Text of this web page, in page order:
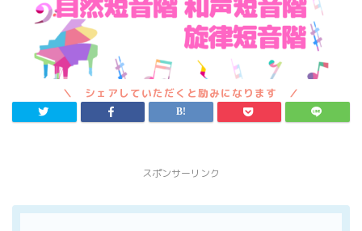
スポンサーリンク